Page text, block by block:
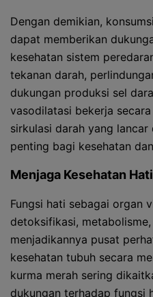
Dengan demikian,
dapat memberikan
kesehatan sistem
tekanan darah,
dukungan produksi sel
vasodilatasi bekerja
sirkulasi darah yang
penting bagi kesehatan
Menjaga Kesehatan Hati
Fungsi hati sebagai organ
detoksifikasi,
menjadikannya pusat
kesehatan tubuh secara
kurma merah sering
dukungan terhadap fungsi